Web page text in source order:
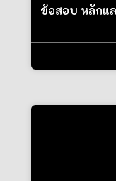
ข้อสอบ หลักแ